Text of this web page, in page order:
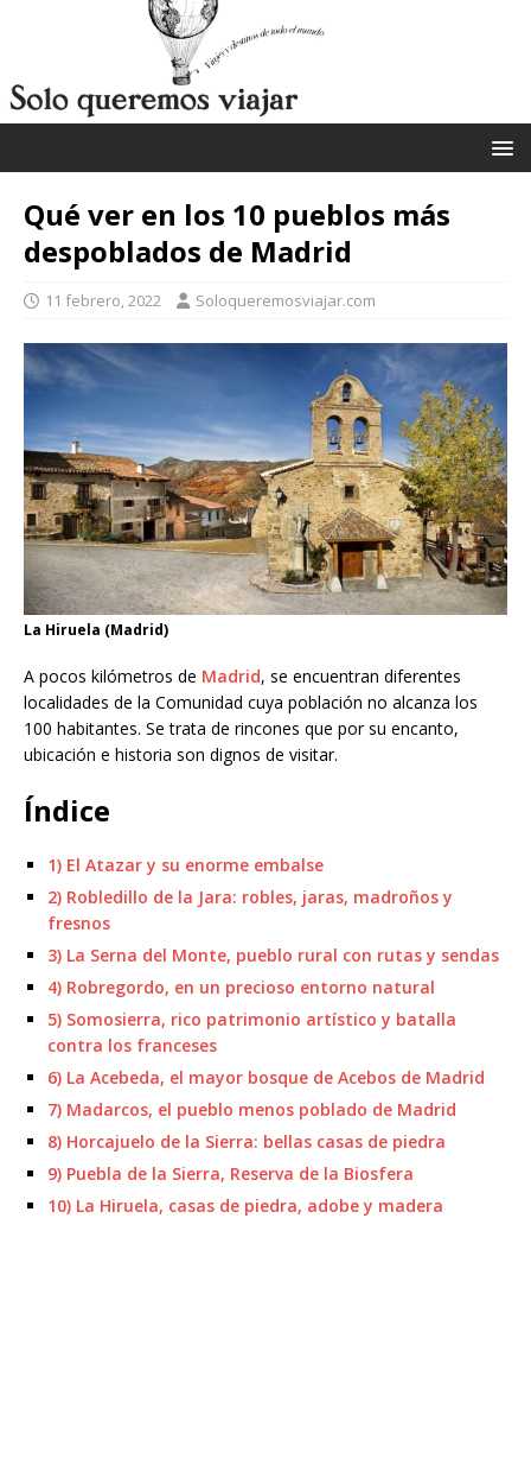
Qué ver en los 10 pueblos más
despoblados de Madrid
11 febrero, 2022 Soloqueremosviajar.com
La Hiruela (Madrid)
A pocos kilómetros de Madrid, se encuentran diferentes
localidades de la Comunidad cuya población no alcanza los
100 habitantes. Se trata de rincones que por su encanto,
ubicación e historia son dignos de visitar.
Índice
1) El Atazar y su enorme embalse
2) Robledillo de la Jara: robles, jaras, madroños y
fresnos
3) La Serna del Monte, pueblo rural con rutas y sendas
4) Robregordo, en un precioso entorno natural
5) Somosierra, rico patrimonio artístico y batalla
contra los franceses
6) La Acebeda, el mayor bosque de Acebos de Madrid
7) Madarcos, el pueblo menos poblado de Madrid
8) Horcajuelo de la Sierra: bellas casas de piedra
9) Puebla de la Sierra, Reserva de la Biosfera
10) La Hiruela, casas de piedra, adobe y madera